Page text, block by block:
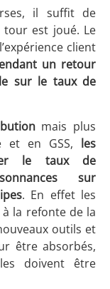
il suffit de
est joué. Le
client
un retour
sur le taux de
mais plus
et en GSS, les
le taux de
sur
. En effet les
la refonte de la
outils et
être absorbés,
doivent être